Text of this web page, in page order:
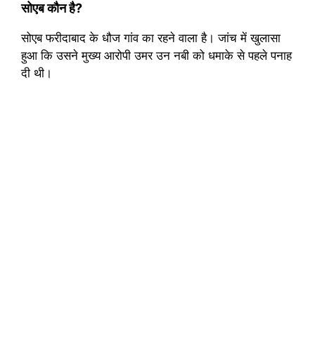
सोएब कौन है?
सोएब फरीदाबाद के धौज गांव का रहने वाला है। जांच में खुलासा
हुआ कि उसने मुख्य आरोपी उमर उन नबी को धमाके से पहले पनाह
दी थी।